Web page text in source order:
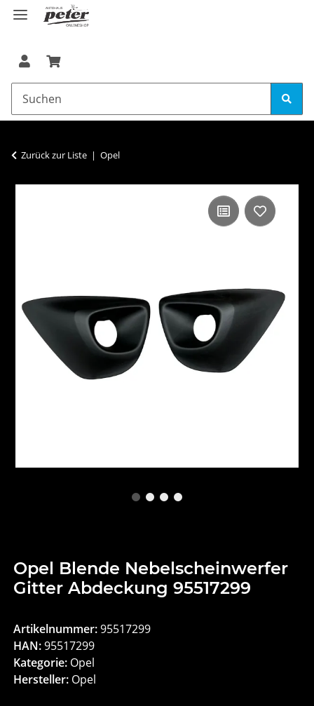
Zurück zur Liste Opel
Opel Blende Nebelscheinwerfer
Gitter Abdeckung 95517299
Artikelnummer:95517299
HAN:95517299
Kategorie: Opel
Hersteller: Opel